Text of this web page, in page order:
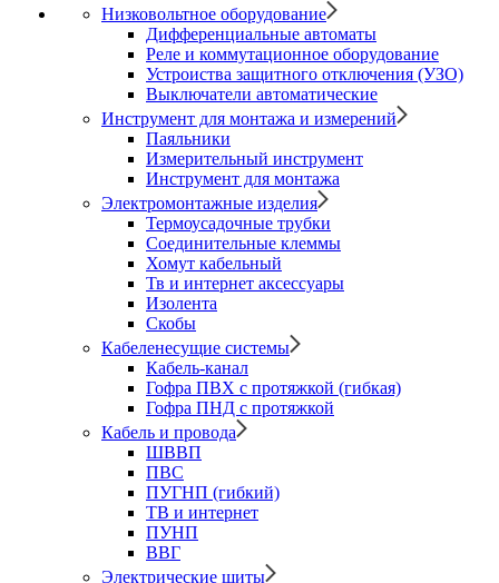
Низковольтное оборудование
Дифференциальные автоматы
Реле и коммутационное оборудование
Устроиства защитного отключения (УЗО)
Выключатели автоматические
Инструмент для монтажа и измерений
Паяльники
Измерительный инструмент
Инструмент для монтажа
Электромонтажные изделия
Термоусадочные трубки
Соединительные клеммы
Хомут кабельный
Тв и интернет аксессуары
Изолента
Скобы
Кабеленесущие системы
Кабель-канал
Гофра ПВХ с протяжкой (гибкая)
Гофра ПНД с протяжкой
Кабель и провода
ШВВП
ПВС
ПУГНП (гибкий)
ТВ и интернет
ПУНП
ВВГ
Электрические щиты